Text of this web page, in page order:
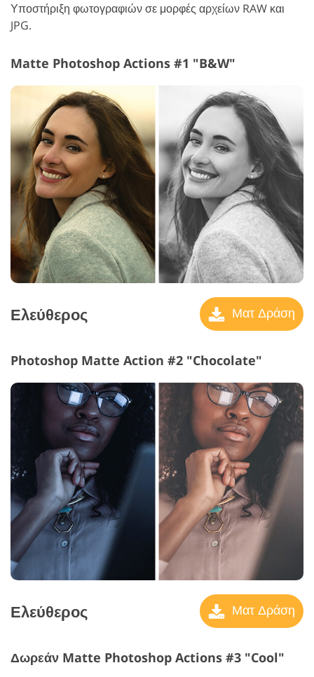
Υποστήριξη φωτογραφιών σε μορφές αρχείων RAW και
JPG.
Matte Photoshop Actions #1 "B&W"
Ελεύθερος Ματ Δράση
Photoshop Matte Action #2 "Chocolate"
Ελεύθερος Ματ Δράση
Δωρεάν Matte Photoshop Actions #3 "Cool"